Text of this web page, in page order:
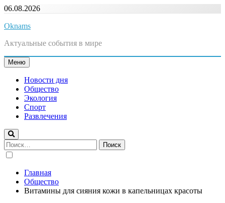
Перейти
содержимому
06.08.2026
Oknams
Актуальные события в мире
Меню
Новости дня
Общество
Экология
Спорт
Развлечения
Найти:
Главная
Общество
Витамины для сияния кожи в капельницах красоты